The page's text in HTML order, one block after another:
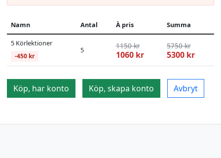
Namn Antal À pris Summa
5 Körlektioner
-450 kr
5 1150 kr
1060 kr
5750 kr
5300 kr
Köp, har konto Köp, skapa konto Avbryt